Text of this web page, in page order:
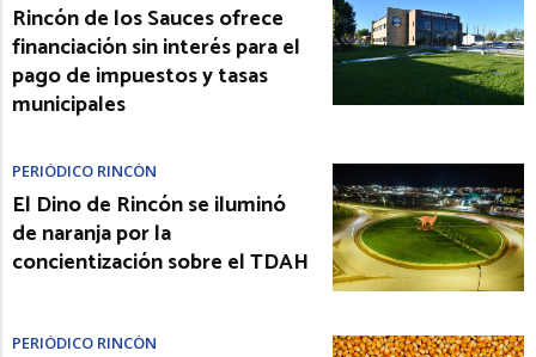
Rincón de los Sauces ofrece
financiación sin interés para el
pago de impuestos y tasas
municipales
PERIÓDICO RINCÓN
El Dino de Rincón se iluminó
de naranja por la
concientización sobre el TDAH
PERIÓDICO RINCÓN